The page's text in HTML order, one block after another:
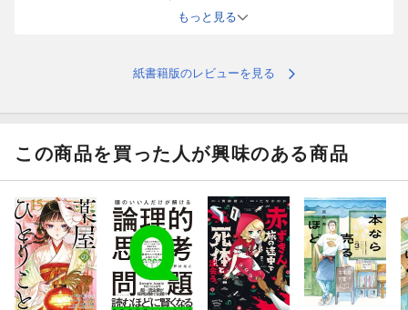
これからもこの素晴らしい活動を継続して頂けたらと思います。
もっと見る
紙書籍版のレビューを見る
この商品を買った人が興味のある商品